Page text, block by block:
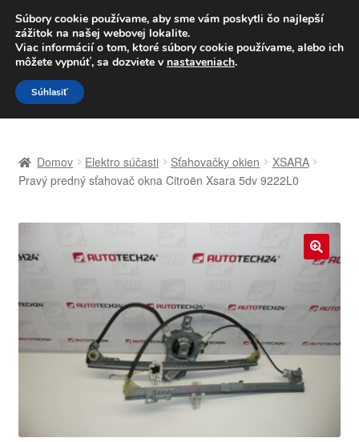
DOPRAVA od 6 EUR
Po–Pi 09:00–16:00 233 221 276
Preskočiť
na
navigáciu
Preskočiť
na
obsah
Celosvetová preprava
Kontakt
Košík
Môj účet
Domov Elektro súčasti Sťahovačky okien
XSARA
Pravý predný sťahovač okna Citroën Xsara 5dv 9222L0
🔍
Súbory cookie používame, aby sme vám poskytli čo najlepší
zážitok na našej webovej lokalite.
Viac informácií o tom, ktoré súbory cookie používame, alebo ich
môžete vypnúť, sa dozviete v nastaveniach.
Súhlasiť